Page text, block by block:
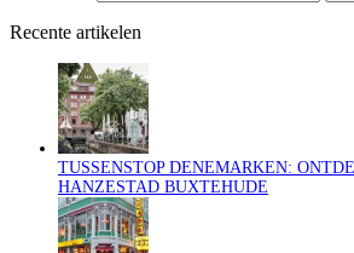
Recente artikelen
TUSSENSTOP DENEMARKEN:
HANZESTAD BUXTEHUDE